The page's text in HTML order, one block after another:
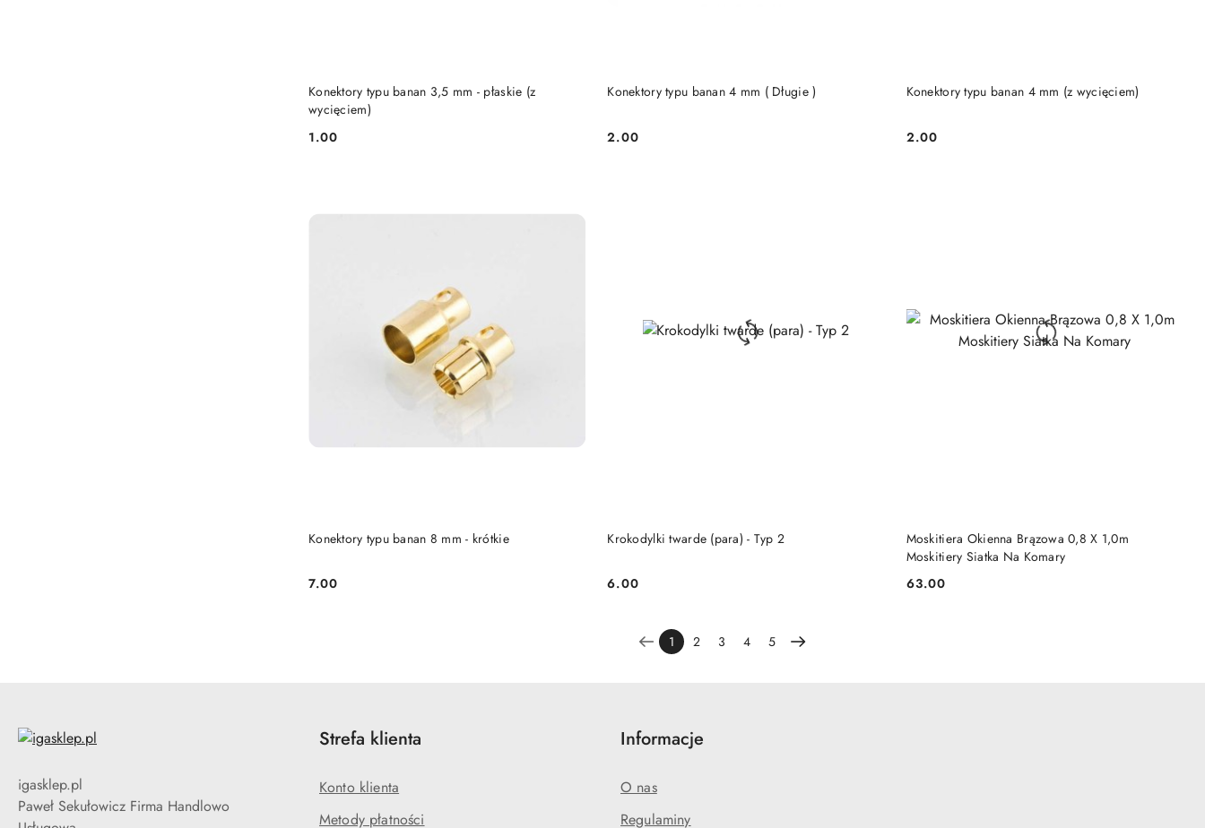
Konektory typu banan 3,5 mm - płaskie (z
wycięciem)
Cena:
1.00
Konektory typu banan 4 mm ( Długie )
Cena:
2.00
Konektory typu banan 4 mm (z wycięciem)
Cena:
2.00
Konektory typu banan 8 mm - krótkie
Cena:
7.00
Krokodylki twarde (para) - Typ 2
Cena:
6.00
Moskitiera Okienna Brązowa 0,8 X 1,0m
Moskitiery Siatka Na Komary
Cena:
63.00
1 2 3 4 5
igasklep.pl
Paweł Sekułowicz Firma Handlowo
Strefa klienta
Konto klienta
Metody płatności
Informacje
O nas
Regulaminy